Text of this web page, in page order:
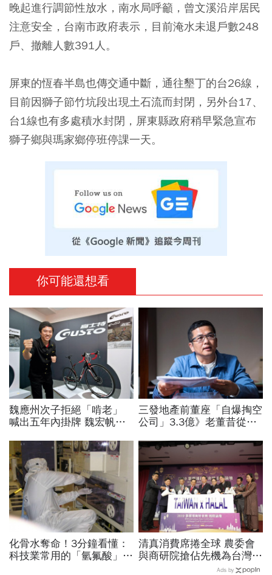
晚起進行調節性放水，南水局呼籲，曾文溪沿岸居民
注意安全，台南市政府表示，目前淹水未退戶數248
戶、撤離人數391人。
屏東的恆春半島也傳交通中斷，通往墾丁的台26線，
目前因獅子節竹坑段出現土石流而封閉，另外台17、
台1線也有多處積水封閉，屏東縣政府稍早緊急宣布
獅子鄉與瑪家鄉停班停課一天。
你可能還想看
魏應州次子拒絕「啃老」
喊出五年內掛牌 魏宏帆繳
三發地產前董座「自爆掏空
公司」3.3億》老董昔從精
帳 這家獲利創6年新高的
公司怎麼了？
化骨水奪命！3分鐘看懂：
科技業常用的「氫氟酸」，
清真消費席捲全球 農委會
與商研院搶佔先機為台灣農
水產加工品插旗穆斯林世界
Ads by